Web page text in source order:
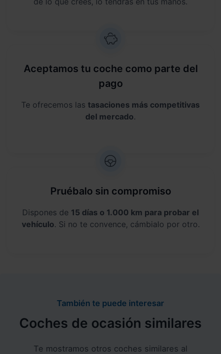
Aceptamos tu coche como parte del
pago
Te ofrecemos las tasaciones más competitivas
del mercado.
Pruébalo sin compromiso
Dispones de 15 días o 1.000 km para probar el
vehículo. Si no te convence, cámbialo por otro.
También te puede interesar
Coches de ocasión similares
Te mostramos otros coches similares al